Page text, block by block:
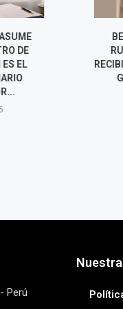
BETSSY CHÁVEZ SALIÓ
RUMBO A MÉXICO TRAS
SALVOCONDUCTO
GOBIERNO PERUANO
Perú